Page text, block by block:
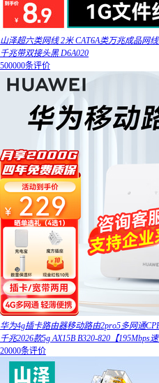
山泽超六类网线 2米 CAT6A类万兆成品网
千兆带双接头黑 D6A020
500000条评价
华为4g插卡路由器移动路由2pro5多网通
千兆2026款5g AX15B B320-820【195Mbps
20000条评价